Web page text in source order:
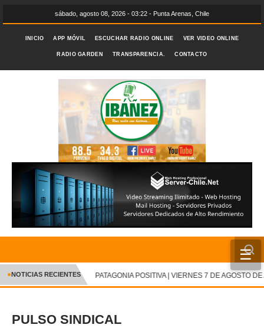
sábado, agosto 08, 2026 - 03:22 - Punta Arenas, Chile
INICIO APP MÓVIL ESCUCHAR RADIO ONLINE VER VIDEO ONLINE
RADIO GARDEN TRANSPARENCIA. CONTACTO
☰
INICIO
CRÓNICA
DEPORTES
●NOTICIAS RECIENTES PATAGONIA POSITIVA | VIERNES 7 DE AGOSTO DE
PULSO SINDICAL